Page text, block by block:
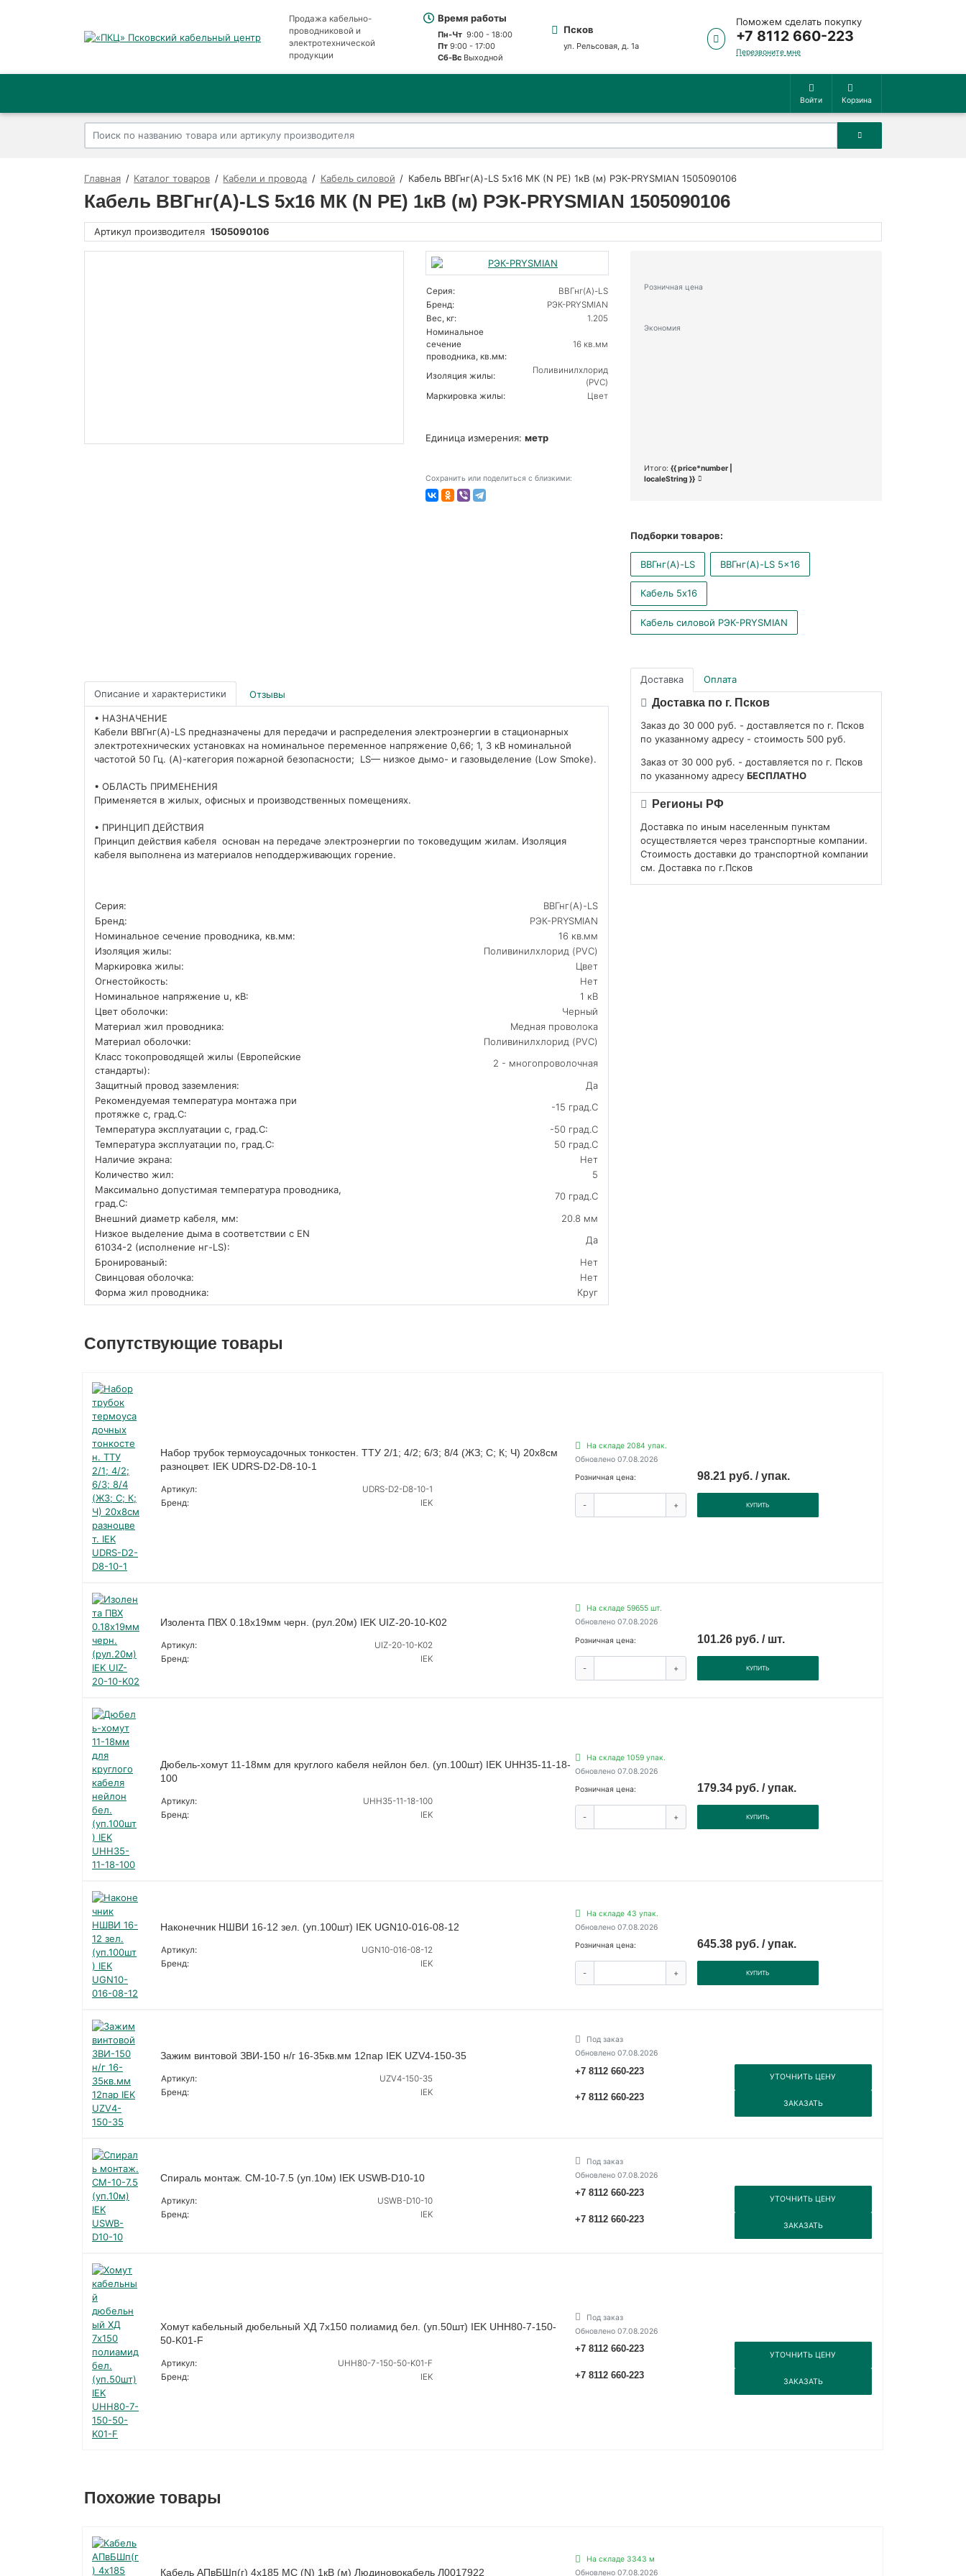
Продажа кабельно-
проводниковой и
электротехнической
продукции
Время работы
Пн-Чт9:00 - 18:00
Пт9:00 - 17:00
Сб-ВсВыходной
Псков
ул. Рельсовая, д. 1а
Поможем сделать покупку
+7 8112 660-223
Перезвоните мне
Войти Корзина
Главная Каталог товаров Кабели и провода Кабель силовой Кабель ВВГнг(А)-LS 5х16 МК (N PE) 1кВ (м) РЭК-PRYSMIAN 1505090106
Кабель ВВГнг(А)-LS 5х16 МК (N PE) 1кВ (м) РЭК-PRYSMIAN 1505090106
Артикул производителя 1505090106
Серия:
ВВГнг(А)-LS
Бренд:
РЭК-PRYSMIAN
Вес, кг:
1.205
Номинальное
сечение
проводника, кв.мм:
16 кв.мм
Изоляция жилы:
Поливинилхлорид
(PVC)
Маркировка жилы:
Цвет
Единица измерения: метр
Сохранить или поделиться с близкими:
Розничная цена
Экономия
Итого: {{ price*number |
localeString }}
Подборки товаров:
ВВГнг(А)-LS ВВГнг(А)-LS 5x16
Кабель 5x16
Кабель силовой РЭК-PRYSMIAN
Доставка Оплата
Доставка по г. Псков
Заказ до 30 000 руб. - доставляется по г. Псков
по указанному адресу - стоимость 500 руб.
Заказ от 30 000 руб. - доставляется по г. Псков
по указанному адресу БЕСПЛАТНО
Регионы РФ
Доставка по иным населенным пунктам
осуществляется через транспортные компании.
Стоимость доставки до транспортной компании
см. Доставка по г.Псков
Описание и характеристики Отзывы
• НАЗНАЧЕНИЕ
Кабели ВВГнг(А)-LS предназначены для передачи и распределения электроэнергии в стационарных
электротехнических установках на номинальное переменное напряжение 0,66; 1, 3 кВ номинальной
частотой 50 Гц. (A)-категория пожарной безопасности; LS— низкое дымо- и газовыделение (Low Smoke).
• ОБЛАСТЬ ПРИМЕНЕНИЯ
Применяется в жилых, офисных и производственных помещениях.
• ПРИНЦИП ДЕЙСТВИЯ
Принцип действия кабеля основан на передаче электроэнергии по токоведущим жилам. Изоляция
кабеля выполнена из материалов неподдерживающих горение.
Серия:
ВВГнг(А)-LS
Бренд:
РЭК-PRYSMIAN
Номинальное сечение проводника, кв.мм:
16 кв.мм
Изоляция жилы:
Поливинилхлорид (PVC)
Маркировка жилы:
Цвет
Огнестойкость:
Нет
Номинальное напряжение u, кВ:
1 кВ
Цвет оболочки:
Черный
Материал жил проводника:
Медная проволока
Материал оболочки:
Поливинилхлорид (PVC)
Класс токопроводящей жилы (Европейские
стандарты):
2 - многопроволочная
Защитный провод заземления:
Да
Рекомендуемая температура монтажа при
протяжке с, град.C:
-15 град.C
Температура эксплуатации с, град.C:
-50 град.C
Температура эксплуатации по, град.C:
50 град.C
Наличие экрана:
Нет
Количество жил:
5
Максимально допустимая температура проводника,
град.C:
70 град.C
Внешний диаметр кабеля, мм:
20.8 мм
Низкое выделение дыма в соответствии с EN
61034-2 (исполнение нг-LS):
Да
Бронированый:
Нет
Свинцовая оболочка:
Нет
Форма жил проводника:
Круг
Сопутствующие товары
Набор трубок термоусадочных тонкостен. ТТУ 2/1; 4/2; 6/3; 8/4 (ЖЗ; С; К; Ч) 20х8см
разноцвет. IEK UDRS-D2-D8-10-1
Артикул:
UDRS-D2-D8-10-1
Бренд:
IEK
На складе 2084 упак.
Обновлено 07.08.2026
Розничная цена:
98.21 руб. / упак.
- + КУПИТЬ
Изолента ПВХ 0.18х19мм черн. (рул.20м) IEK UIZ-20-10-K02
Артикул:
UIZ-20-10-K02
Бренд:
IEK
На складе 59655 шт.
Обновлено 07.08.2026
Розничная цена:
101.26 руб. / шт.
- + КУПИТЬ
Дюбель-хомут 11-18мм для круглого кабеля нейлон бел. (уп.100шт) IEK UHH35-11-18-
100
Артикул:
UHH35-11-18-100
Бренд:
IEK
На складе 1059 упак.
Обновлено 07.08.2026
Розничная цена:
179.34 руб. / упак.
- + КУПИТЬ
Наконечник НШВИ 16-12 зел. (уп.100шт) IEK UGN10-016-08-12
Артикул:
UGN10-016-08-12
Бренд:
IEK
На складе 43 упак.
Обновлено 07.08.2026
Розничная цена:
645.38 руб. / упак.
- + КУПИТЬ
Зажим винтовой ЗВИ-150 н/г 16-35кв.мм 12пар IEK UZV4-150-35
Артикул:
UZV4-150-35
Бренд:
IEK
Под заказ
Обновлено 07.08.2026
+7 8112 660-223
УТОЧНИТЬ ЦЕНУ
+7 8112 660-223
ЗАКАЗАТЬ
Спираль монтаж. СМ-10-7.5 (уп.10м) IEK USWB-D10-10
Артикул:
USWB-D10-10
Бренд:
IEK
Под заказ
Обновлено 07.08.2026
+7 8112 660-223
УТОЧНИТЬ ЦЕНУ
+7 8112 660-223
ЗАКАЗАТЬ
Хомут кабельный дюбельный ХД 7х150 полиамид бел. (уп.50шт) IEK UHH80-7-150-
50-K01-F
Артикул:
UHH80-7-150-50-K01-F
Бренд:
IEK
Под заказ
Обновлено 07.08.2026
+7 8112 660-223
УТОЧНИТЬ ЦЕНУ
+7 8112 660-223
ЗАКАЗАТЬ
Похожие товары
Кабель АПвБШп(г) 4х185 МС (N) 1кВ (м) Людиновокабель Л0017922
На складе 3343 м
Обновлено 07.08.2026